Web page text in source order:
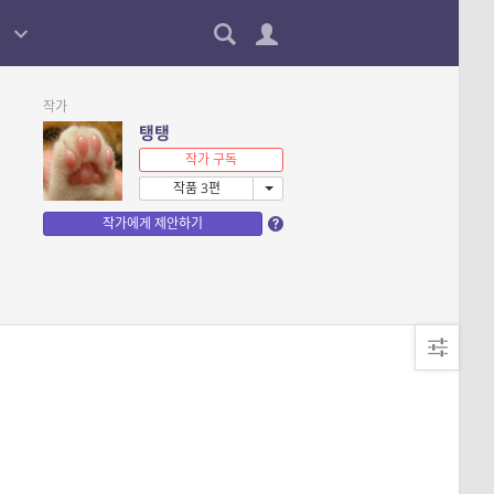
작가
탱탱
작가 구독
작품 3편
작가에게 제안하기